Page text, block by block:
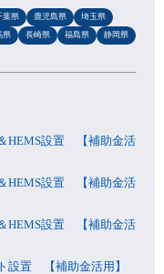
葉県 鹿児島県
埼玉県
県 長崎県 福島県 静岡県
HEMS設置 【補助金活
HEMS設置 【補助金活
HEMS設置 【補助金活
設置 【補助金活用】